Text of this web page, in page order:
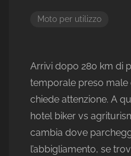
Moto per utilizzo
Arrivi dopo 280 km di
temporale preso male
chiede attenzione. A
hotel biker vs
cambia dove
l’abbigliamento, se